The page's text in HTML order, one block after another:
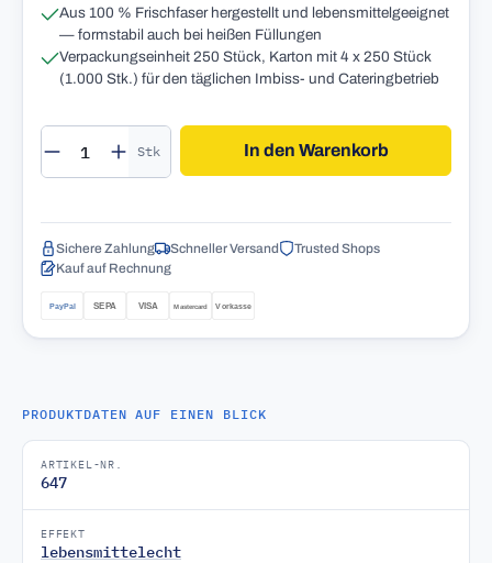
Aus 100 % Frischfaser hergestellt und lebensmittelgeeignet
— formstabil auch bei heißen Füllungen
Verpackungseinheit 250 Stück, Karton mit 4 x 250 Stück
(1.000 Stk.) für den täglichen Imbiss- und Cateringbetrieb
Produkt Anzahl: Gib den gewünschten
Stk In den Warenkorb
Sichere Zahlung Schneller Versand
Trusted Shops
Kauf auf Rechnung
PRODUKTDATEN AUF EINEN BLICK
ARTIKEL-NR.
647
EFFEKT
lebensmittelecht